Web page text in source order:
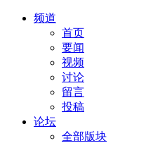
频道
首页
要闻
视频
讨论
留言
投稿
论坛
全部版块